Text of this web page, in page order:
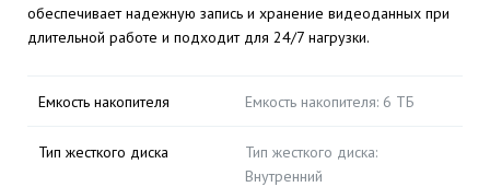
обеспечивает надежную запись и хранение видеоданных при
длительной работе и подходит для 24/7 нагрузки.
Емкость накопителя Емкость накопителя: 6 ТБ
Тип жесткого диска
Тип жесткого диска:
Внутренний